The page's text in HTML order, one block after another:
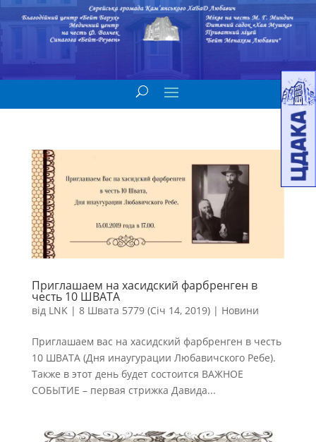
Приглашаем на хасидский фарбренген в
честь 10 ШВАТА
від LNK| 8 Швата 5779 (Січ 14, 2019)| Новини
Приглашаем вас на хасидский фарбренген в честь
10 ШВАТА (Дня инаугурации Любавичского Ребе).
Также в этот день будет состоится ВАЖНОЕ
СОБЫТИЕ – первая стрижка Давида...